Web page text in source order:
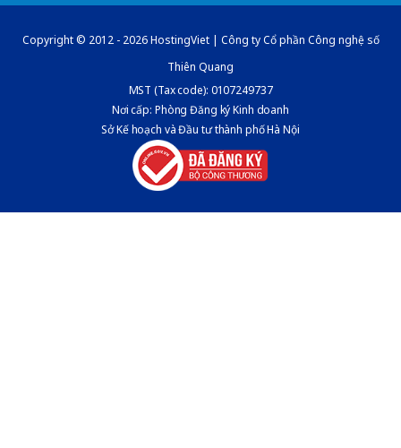
Copyright © 2012 - 2026 HostingViet | Công ty Cổ phần Công nghệ số
Thiên Quang
MST (Tax code): 0107249737
Nơi cấp: Phòng Đăng ký Kinh doanh
Sở Kế hoạch và Đầu tư thành phố Hà Nội